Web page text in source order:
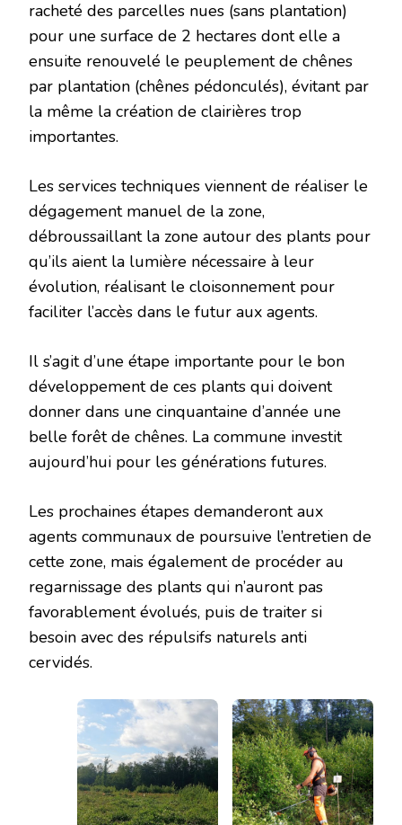
racheté des parcelles nues (sans plantation)
pour une surface de 2 hectares dont elle a
ensuite renouvelé le peuplement de chênes
par plantation (chênes pédonculés), évitant par
la même la création de clairières trop
importantes.
Les services techniques viennent de réaliser le
dégagement manuel de la zone,
débroussaillant la zone autour des plants pour
qu’ils aient la lumière nécessaire à leur
évolution, réalisant le cloisonnement pour
faciliter l’accès dans le futur aux agents.
Il s’agit d’une étape importante pour le bon
développement de ces plants qui doivent
donner dans une cinquantaine d’année une
belle forêt de chênes. La commune investit
aujourd’hui pour les générations futures.
Les prochaines étapes demanderont aux
agents communaux de poursuive l’entretien de
cette zone, mais également de procéder au
regarnissage des plants qui n’auront pas
favorablement évolués, puis de traiter si
besoin avec des répulsifs naturels anti
cervidés.